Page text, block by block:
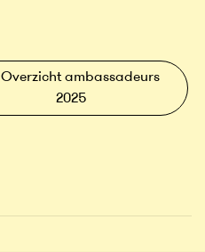
Overzicht ambassadeurs
2025